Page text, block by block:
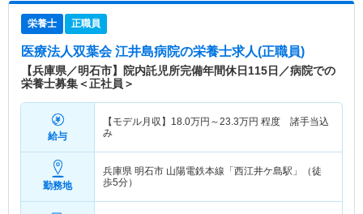
栄養士 正職員
医療法人双葉会 江井島病院の栄養士求人(正職員)
【兵庫県／明石市】院内託児所完備年間休日115日／病院での
栄養士募集＜正社員＞
給与
【モデル月収】 18.0万円～23.3万円 程度 諸手当込
み
勤務地
兵庫県 明石市 山陽電鉄本線「西江井ケ島駅」（徒
歩5分）